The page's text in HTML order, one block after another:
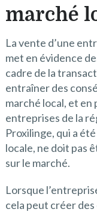
marché
La vente d’une
met en évidence
cadre de la
entraîner des
marché local, et
entreprises de la
Proxilinge, qui a
locale, ne doit pas
sur le marché.
Lorsque
cela peut créer